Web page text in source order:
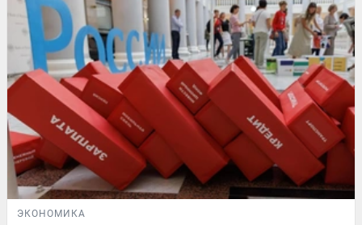
ЭКОНОМИКА